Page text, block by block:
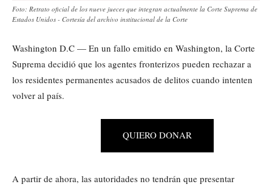
Foto: Retrato oficial de los nueve jueces que integran actualmente la Corte Suprema de
Estados Unidos - Cortesía del archivo institucional de la Corte
Washington D.C — En un fallo emitido en Washington, la Corte
Suprema decidió que los agentes fronterizos pueden rechazar a
los residentes permanentes acusados de delitos cuando intenten
volver al país.
QUIERO DONAR
A partir de ahora, las autoridades no tendrán que presentar